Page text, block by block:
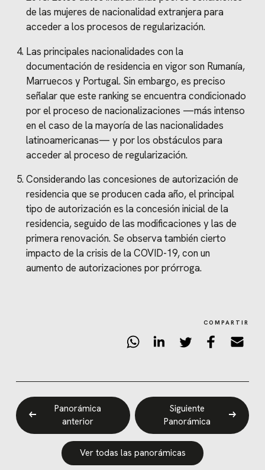
de las mujeres de nacionalidad extranjera para
acceder a los procesos de regularización.
Las principales nacionalidades con la
documentación de residencia en vigor son Rumanía,
Marruecos y Portugal. Sin embargo, es preciso
señalar que este ranking se encuentra condicionado
por el proceso de nacionalizaciones —más intenso
en el caso de la mayoría de las nacionalidades
latinoamericanas— y por los obstáculos para
acceder al proceso de regularización.
Considerando las concesiones de autorización de
residencia que se producen cada año, el principal
tipo de autorización es la concesión inicial de la
residencia, seguido de las modificaciones y las de
primera renovación. Se observa también cierto
impacto de la crisis de la COVID-19, con un
aumento de autorizaciones por prórroga.
COMPARTIR
Panorámica
anterior
Siguiente
Panorámica
Ver todas las panorámicas